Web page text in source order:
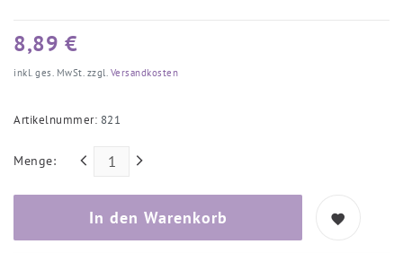
8,89 €
inkl. ges. MwSt. zzgl. Versandkosten
Artikelnummer: 821
Menge:
In den Warenkorb